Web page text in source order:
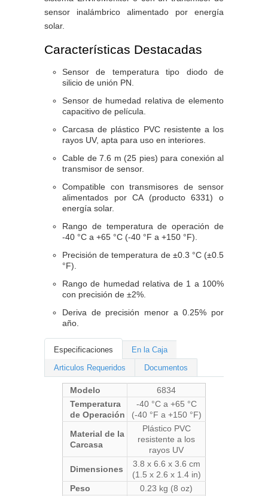
sensor inalámbrico alimentado por energía
solar.
Características Destacadas
Sensor de temperatura tipo diodo de
silicio de unión PN.
Sensor de humedad relativa de elemento
capacitivo de película.
Carcasa de plástico PVC resistente a los
rayos UV, apta para uso en interiores.
Cable de 7.6 m (25 pies) para conexión al
transmisor de sensor.
Compatible con transmisores de sensor
alimentados por CA (producto 6331) o
energía solar.
Rango de temperatura de operación de
-40 °C a +65 °C (-40 °F a +150 °F).
Precisión de temperatura de ±0.3 °C (±0.5
°F).
Rango de humedad relativa de 1 a 100%
con precisión de ±2%.
Deriva de precisión menor a 0.25% por
año.
Especificaciones
En la Caja
Articulos Requeridos
Documentos
Modelo
6834
Temperatura
de Operación
-40 °C a +65 °C
(-40 °F a +150 °F)
Material de la
Carcasa
Plástico PVC
resistente a los
rayos UV
Dimensiones
3.8 x 6.6 x 3.6 cm
(1.5 x 2.6 x 1.4 in)
Peso
0.23 kg (8 oz)